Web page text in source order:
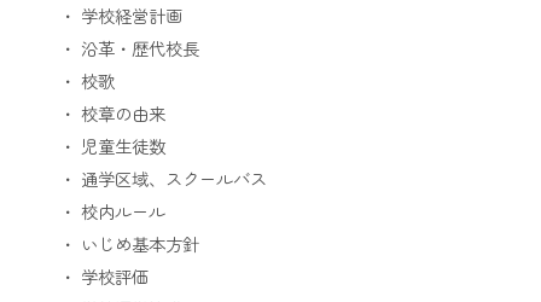
学校経営計画
沿革・歴代校長
校歌
校章の由来
児童生徒数
通学区域、スクールバス
校内ルール
いじめ基本方針
学校評価